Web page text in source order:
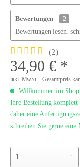
Bewertungen
2
Bewertungen lesen,
(2)
34,90 € *
inkl. MwSt. - Gesamtpreis
Willkommen im
Ihre Bestellung komplett
daher eine
schreiben Sie gerne